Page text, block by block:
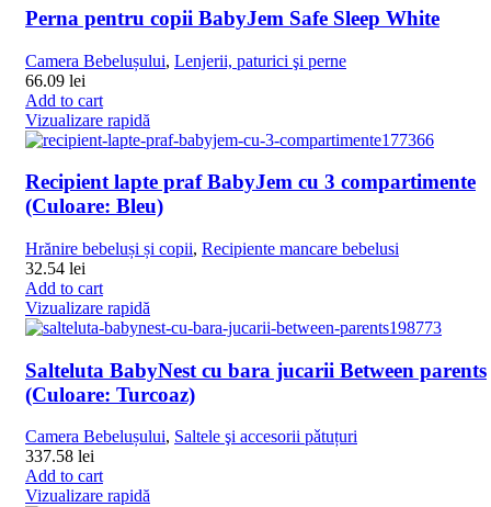
Perna pentru copii BabyJem Safe Sleep White
Camera Bebelușului, Lenjerii, paturici şi perne
66.09 lei
Add to cart
Vizualizare rapidă
Recipient lapte praf BabyJem cu 3 compartimente
(Culoare: Bleu)
Hrănire bebeluși și copii, Recipiente mancare bebelusi
32.54 lei
Add to cart
Vizualizare rapidă
Salteluta BabyNest cu bara jucarii Between parents
(Culoare: Turcoaz)
Camera Bebelușului, Saltele şi accesorii pǎtuțuri
337.58 lei
Add to cart
Vizualizare rapidă